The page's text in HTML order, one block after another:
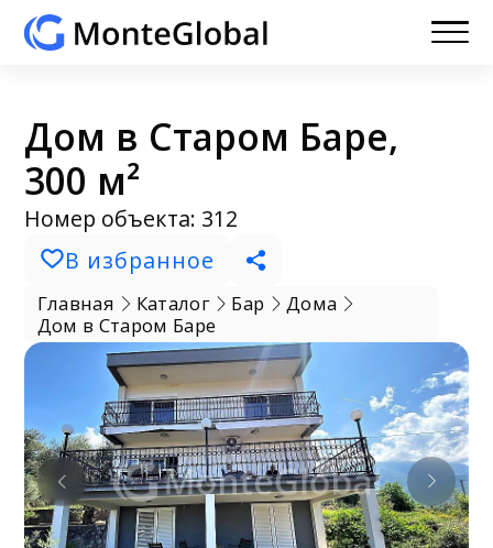
Дом в Старом Баре,
300 м²
Номер объекта: 312
В избранное
Главная Каталог Бар
Дома
Дом в Старом Баре